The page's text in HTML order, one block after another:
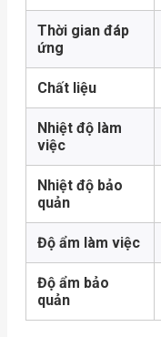
Thời gian đáp
ứng
Chất liệu
Nhiệt độ làm
việc
Nhiệt độ bảo
quản
Độ ẩm làm việc
Độ ẩm bảo
quản